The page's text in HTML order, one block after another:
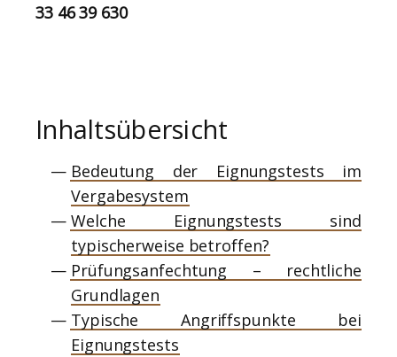
33 46 39 630
Inhaltsübersicht
Bedeutung der Eignungstests im
Vergabesystem
Welche Eignungstests sind
typischerweise betroffen?
Prüfungsanfechtung – rechtliche
Grundlagen
Typische Angriffspunkte bei
Eignungstests